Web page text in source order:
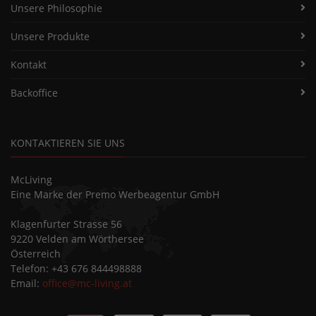
Unsere Philosophie
Unsere Produkte
Kontakt
Backoffice
KONTAKTIEREN SIE UNS
McLiving
Eine Marke der Premo Werbeagentur GmbH
Klagenfurter Strasse 56
9220 Velden am Wörthersee
Österreich
Telefon: +43 676 844498888
Email: office@mc-living.at